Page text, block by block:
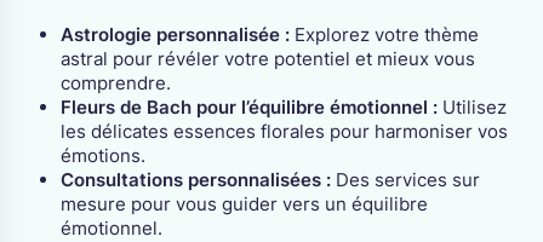
Astrologie personnalisée : Explorez votre thème
astral pour révéler votre potentiel et mieux vous
comprendre.
Fleurs de Bach pour l’équilibre émotionnel : Utilisez
les délicates essences florales pour harmoniser vos
émotions.
Consultations personnalisées : Des services sur
mesure pour vous guider vers un équilibre
émotionnel.